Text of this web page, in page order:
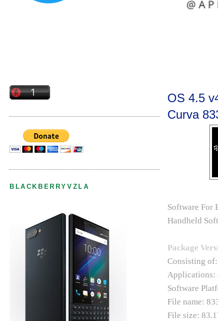
OS 4.5
Curva
Software For
Handheld
Package
Consisting of:
Applications:
Software
File name:
File size:
BLACKBERRYVZLA